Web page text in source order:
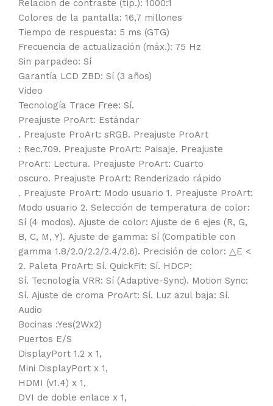
Relación de contraste (típ.): 1000:1
Colores de la pantalla: 16,7 millones
Tiempo de respuesta: 5 ms (GTG)
Frecuencia de actualización (máx.): 75 Hz
Sin parpadeo: Sí
Garantía LCD ZBD: Sí (3 años)
Video
Tecnología Trace Free: Sí.
Preajuste ProArt: Estándar
. Preajuste ProArt: sRGB. Preajuste ProArt
: Rec.709. Preajuste ProArt: Paisaje. Preajuste
ProArt: Lectura. Preajuste ProArt: Cuarto
oscuro. Preajuste ProArt: Renderizado rápido
. Preajuste ProArt: Modo usuario 1. Preajuste ProArt:
Modo usuario 2. Selección de temperatura de color:
Sí (4 modos). Ajuste de color: Ajuste de 6 ejes (R, G,
B, C, M, Y). Ajuste de gamma: Sí (Compatible con
gamma 1.8/2.0/2.2/2.4/2.6). Precisión de color: △E <
2. Paleta ProArt: Sí. QuickFit: Sí. HDCP:
Sí. Tecnología VRR: Sí (Adaptive-Sync). Motion Sync:
Sí. Ajuste de croma ProArt: Sí. Luz azul baja: Sí.
Audio
Bocinas :Yes(2Wx2)
Puertos E/S
DisplayPort 1.2 x 1,
Mini DisplayPort x 1,
HDMI (v1.4) x 1,
DVI de doble enlace x 1,